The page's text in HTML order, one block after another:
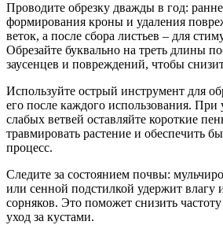
Проводите обрезку дважды в год:
формирования кроны и удаления
веток, а после сбора листьев – для
Обрезайте буквально на треть длины
заусенцев и повреждений, чтобы
Используйте острый инструмент для
его после каждого использования. При
слабых ветвей оставляйте короткие
травмировать растение и обеспечить
процесс.
Следите за состоянием почвы:
или сенной подстилкой удержит влагу
сорняков. Это поможет снизить
уход за кустами.